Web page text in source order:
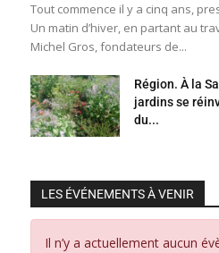
Tout commence il y a cinq ans,
Un matin d’hiver, en partant au
Michel Gros, fondateurs de...
Région. À la
jardins se
du...
LES ÉVÉNEMENTS À VENIR
Il n’y a actuellement aucun